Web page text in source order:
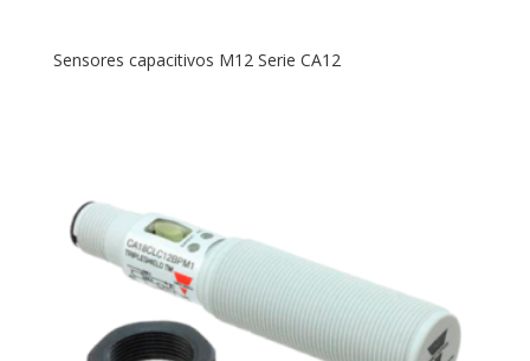
Sensores capacitivos M12 Serie CA12